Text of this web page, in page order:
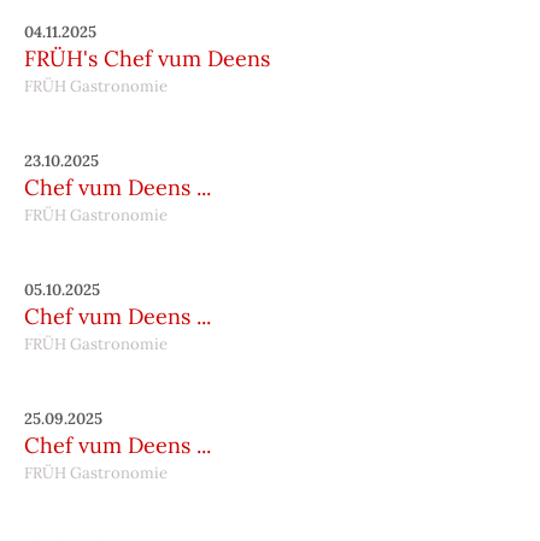
04.11.2025
FRÜH's Chef vum Deens
FRÜH Gastronomie
23.10.2025
Chef vum Deens ...
FRÜH Gastronomie
05.10.2025
Chef vum Deens ...
FRÜH Gastronomie
25.09.2025
Chef vum Deens ...
FRÜH Gastronomie